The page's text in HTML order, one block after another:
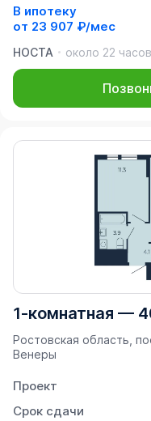
В ипотеку
от 23 907 ₽/мес
НОСТА
около 22
1-комнатная —
Ростовская область,
Венеры
Проект
Срок сдачи